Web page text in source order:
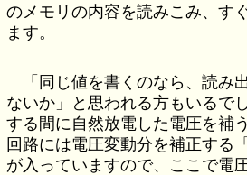
のメモリの内容を読みこみ、す
ます。
「同じ値を書くのなら、読み
ないか」と思われる方もいるで
する間に自然放電した電圧を補
回路には電圧変動分を補正する
が入っていますので、ここで電